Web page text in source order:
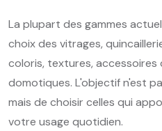
La plupart des gammes
choix des vitrages,
coloris, textures,
domotiques. L'objectif n'est
mais de choisir celles qui
votre usage quotidien.